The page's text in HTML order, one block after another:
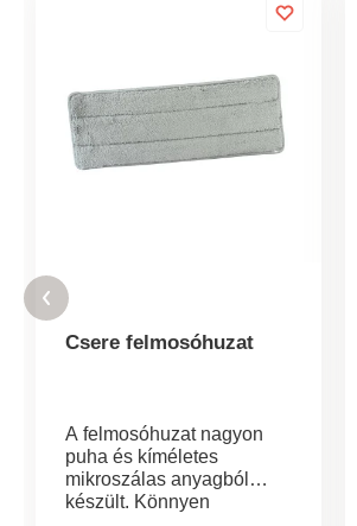
Csere felmosóhuzat
A felmosóhuzat nagyon
puha és kíméletes
mikroszálas anyagból
készült. Könnyen